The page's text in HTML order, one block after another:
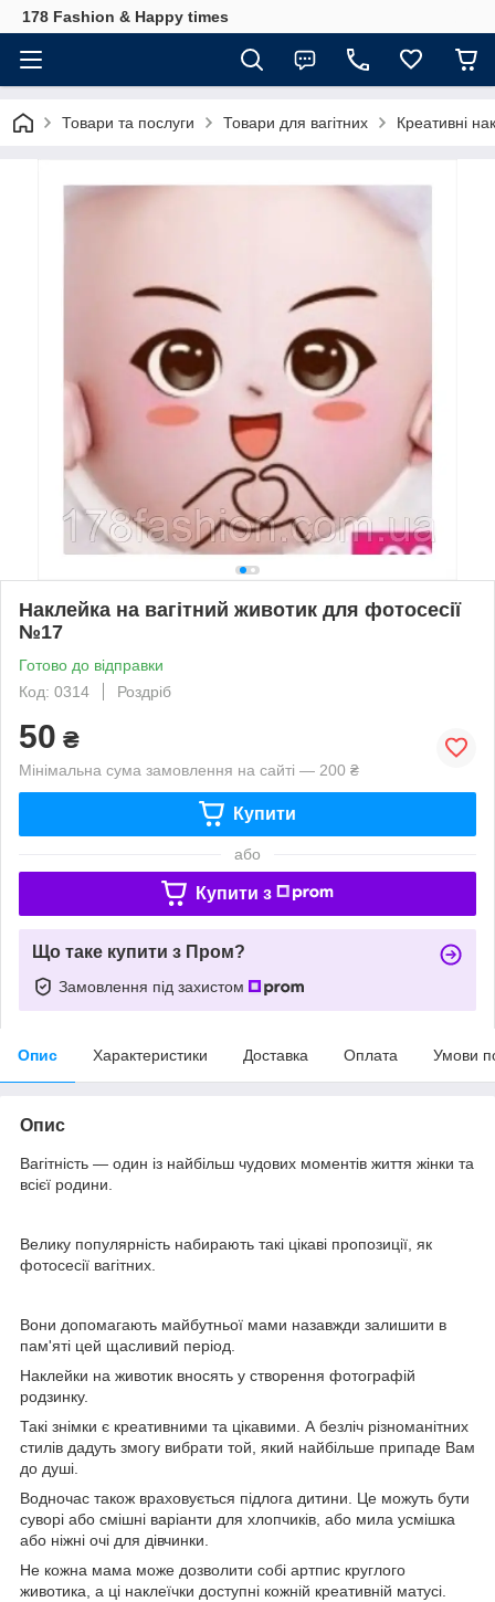
178 Fashion & Happy times
Товари та послуги Товари для вагітних Креативні
Наклейка на вагітний животик для фотосесії
№17
Готово до відправки
Код: 0314
Роздріб
50 ₴
Мінімальна сума замовлення на сайті — 200 ₴
Купити
або
Купити з
Що таке купити з Пром?
Замовлення під захистом
Опис Характеристики Доставка Оплата Умови
Опис
Вагітність — один із найбільш чудових моментів життя жінки та
всієї родини.
Велику популярність набирають такі цікаві пропозиції, як
фотосесії вагітних.
Вони допомагають майбутньої мами назавжди залишити в
пам'яті цей щасливий період.
Наклейки на животик вносять у створення фотографій
родзинку.
Такі знімки є креативними та цікавими. А безліч різноманітних
стилів дадуть змогу вибрати той, який найбільше припаде Вам
до душі.
Водночас також враховується підлога дитини. Це можуть бути
суворі або смішні варіанти для хлопчиків, або мила усмішка
або ніжні очі для дівчинки.
Не кожна мама може дозволити собі артпис круглого
животика, а ці наклеїчки доступні кожній креативній матусі.